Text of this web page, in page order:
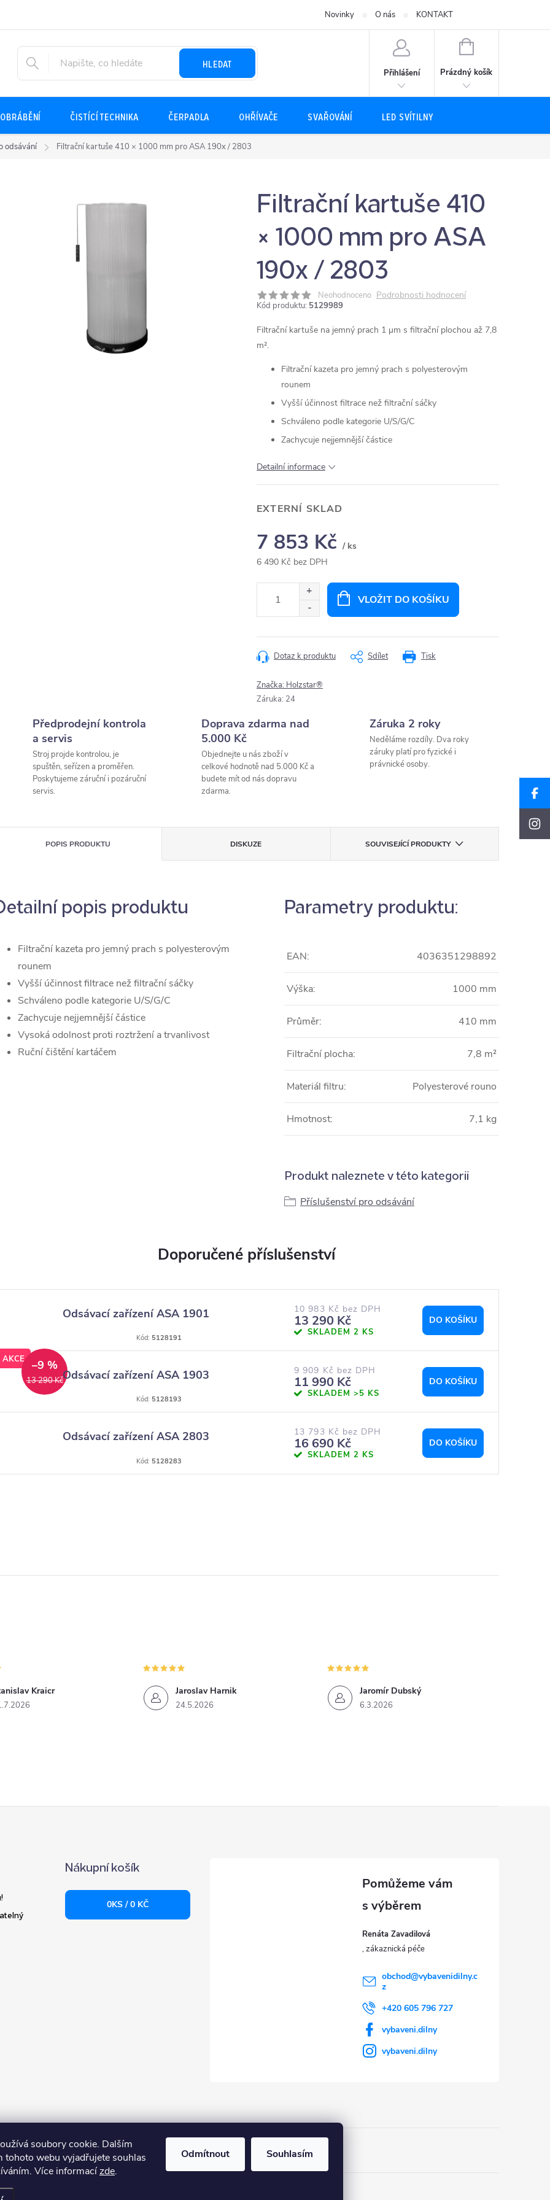
soubory cookie. Dalším
tohoto webu vyjadřujete souhlas
Více informacízde.
Odmítnout Souhlasím
Novinky O nás KONTAKT
HLEDAT
Přihlášení
NÁKUPNÍ
Prázdný košík
ČISTÍCÍ TECHNIKA ČERPADLA OHŘÍVAČE SVAŘOVÁNÍ LED SVÍTILNY
odsávání Filtrační kartuše 410 × 1000 mm pro ASA 190x / 2803
Filtrační kartuše 410
× 1000 mm pro ASA
190x / 2803
Neohodnoceno Podrobnosti hodnocení
Kód produktu: 5129989
Filtrační kartuše na jemný prach 1 µm s filtrační plochou až 7,8
m².
Filtrační kazeta pro jemný prach s polyesterovým
rounem
Vyšší účinnost filtrace než filtrační sáčky
Schváleno podle kategorie U/S/G/C
Zachycuje nejjemnější částice
Detailní informace
EXTERNÍ SKLAD
7 853 Kč / ks
6 490 Kč bez DPH
VLOŽIT DO KOŠÍKU
Tisk
Dotaz k produktu Sdílet
Značka: Holzstar®
Záruka: 24
Předprodejní kontrola
a servis
Stroj projde kontrolou, je
spuštěn, seřízen a proměřen.
Poskytujeme záruční i pozáruční
servis.
Doprava zdarma nad
5.000 Kč
Objednejte u nás zboží v
celkové hodnotě nad 5.000 Kč a
budete mít od nás dopravu
zdarma.
Záruka 2 roky
Neděláme rozdíly. Dva roky
záruky platí pro fyzické i
právnické osoby.
POPIS PRODUKTU DISKUZE SOUVISEJÍCÍ PRODUKTY
popis produktu
Filtrační kazeta pro jemný prach s polyesterovým
rounem
Vyšší účinnost filtrace než filtrační sáčky
Schváleno podle kategorie U/S/G/C
Zachycuje nejjemnější částice
Vysoká odolnost proti roztržení a trvanlivost
Ruční čištění kartáčem
Parametry produktu:
EAN: 4036351298892
Výška: 1000 mm
Průměr: 410 mm
Filtrační plocha: 7,8 m²
Materiál filtru: Polyesterové rouno
Hmotnost: 7,1 kg
Produkt naleznete v této kategorii
Příslušenství pro odsávání
Odsávací zařízení ASA 1901 10 983 Kč bez DPH
13 290 Kč
SKLADEM2 KS
DO KOŠÍKU
Kód: 5128191
AKCE
13 290 Kč
–9 %
Odsávací zařízení ASA 1903 9 909 Kč bez DPH
11 990 Kč
SKLADEM>5 KS
DO KOŠÍKU
Kód: 5128193
Odsávací zařízení ASA 2803 13 793 Kč bez DPH
16 690 Kč
SKLADEM2 KS
DO KOŠÍKU
Kód: 5128283
Kraicr Jaroslav Harnik
24.5.2026
Jaromír Dubský
6.3.2026
Nákupní košík
0KS /0 KČ
Renáta Zavadilová
obchod@vybavenidilny.c
z
+420 605 796 727
vybaveni.dilny
vybaveni.dilny